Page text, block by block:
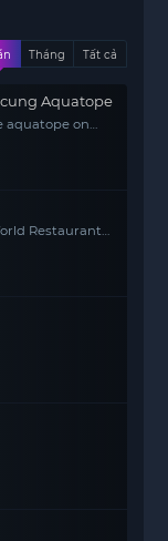
Tháng Tất cả
Aquatope
aquatope on
Restaurant